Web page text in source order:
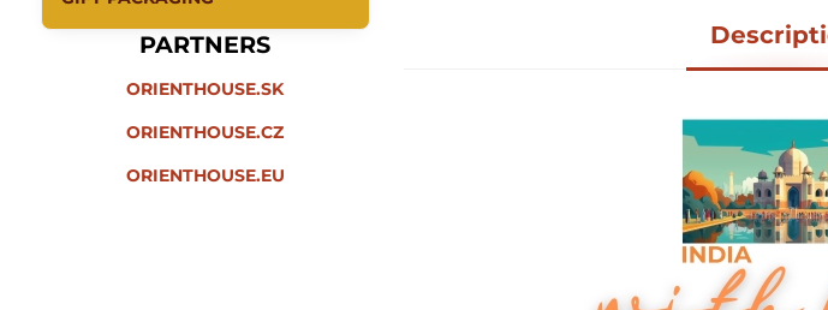
PARTNERS
ORIENTHOUSE.SK
ORIENTHOUSE.CZ
ORIENTHOUSE.EU